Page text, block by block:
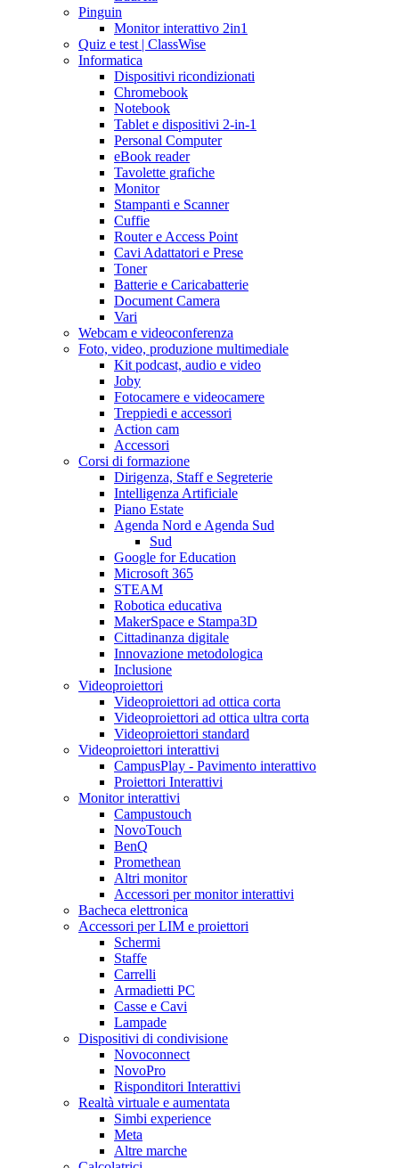
Pinguin
Monitor interattivo 2in1
Quiz e test | ClassWise
Informatica
Dispositivi ricondizionati
Chromebook
Notebook
Tablet e dispositivi 2-in-1
Personal Computer
eBook reader
Tavolette grafiche
Monitor
Stampanti e Scanner
Cuffie
Router e Access Point
Cavi Adattatori e Prese
Toner
Batterie e Caricabatterie
Document Camera
Vari
Webcam e videoconferenza
Foto, video, produzione multimediale
Kit podcast, audio e video
Joby
Fotocamere e videocamere
Treppiedi e accessori
Action cam
Accessori
Corsi di formazione
Dirigenza, Staff e Segreterie
Intelligenza Artificiale
Piano Estate
Agenda Nord e Agenda Sud
Sud
Google for Education
Microsoft 365
STEAM
Robotica educativa
MakerSpace e Stampa3D
Cittadinanza digitale
Innovazione metodologica
Inclusione
Videoproiettori
Videoproiettori ad ottica corta
Videoproiettori ad ottica ultra corta
Videoproiettori standard
Videoproiettori interattivi
CampusPlay - Pavimento interattivo
Proiettori Interattivi
Monitor interattivi
Campustouch
NovoTouch
BenQ
Promethean
Altri monitor
Accessori per monitor interattivi
Bacheca elettronica
Accessori per LIM e proiettori
Schermi
Staffe
Carrelli
Armadietti PC
Casse e Cavi
Lampade
Dispositivi di condivisione
Novoconnect
NovoPro
Risponditori Interattivi
Realtà virtuale e aumentata
Simbi experience
Meta
Altre marche